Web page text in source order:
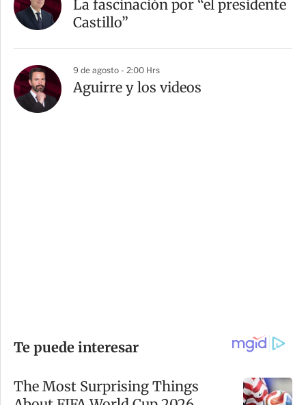
La fascinación por “el presidente
Castillo”
9 de agosto - 2:00 Hrs
Aguirre y los videos